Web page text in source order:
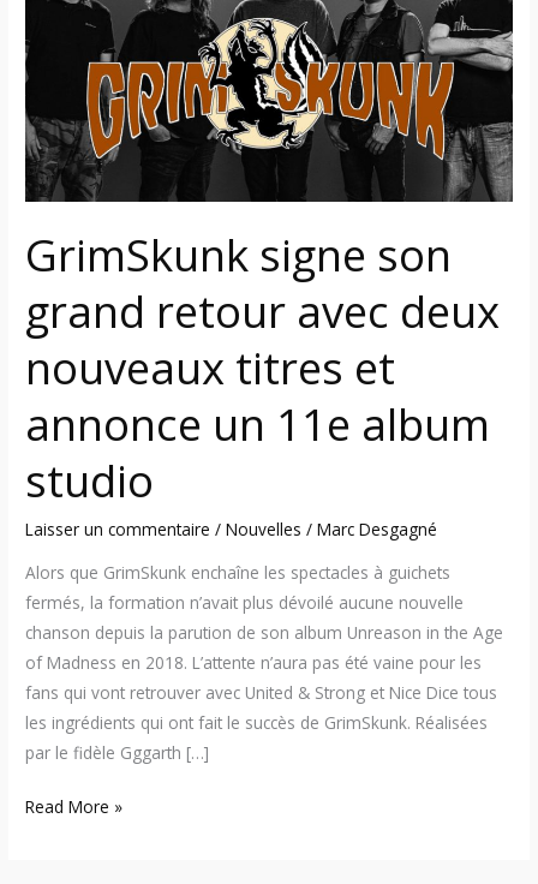
GrimSkunk signe son
grand retour avec deux
nouveaux titres et
annonce un 11e album
studio
Laisser un commentaire /Nouvelles /Marc Desgagné
Alors que GrimSkunk enchaîne les spectacles à guichets
fermés, la formation n’avait plus dévoilé aucune nouvelle
chanson depuis la parution de son album Unreason in the Age
of Madness en 2018. L’attente n’aura pas été vaine pour les
fans qui vont retrouver avec United & Strong et Nice Dice tous
les ingrédients qui ont fait le succès de GrimSkunk. Réalisées
par le fidèle Gggarth […]
grand
retour
avec
nouveaux
titres
et
un
11e
album
studio
Read More »